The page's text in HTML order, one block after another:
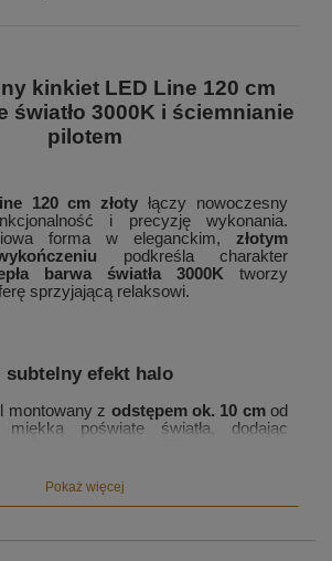
kinkiet LED Line 120 cm
światło 3000K i ściemnianie
pilotem
120 cm złoty łączy nowoczesny
i precyzję wykonania.
forma w eleganckim, złotym
podkreśla charakter
barwa światła 3000K tworzy
sprzyjającą relaksowi.
subtelny efekt halo
montowany z odstępem ok. 10 cmod
poświatę światła, dodając
eleganckie i minimalistyczne,
wnętrza ciepło i spójność.
Pokaż więcej